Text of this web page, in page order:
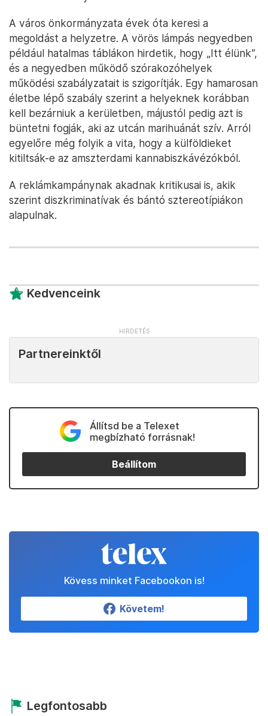
A város önkormányzata évek óta keresi a
megoldást a helyzetre. A vörös lámpás negyedben
például hatalmas táblákon hirdetik, hogy „Itt élünk”,
és a negyedben működő szórakozóhelyek
működési szabályzatait is szigorítják. Egy hamarosan
életbe lépő szabály szerint a helyeknek korábban
kell bezárniuk a kerületben, májustól pedig azt is
büntetni fogják, aki az utcán marihuánát szív. Arról
egyelőre még folyik a vita, hogy a külföldieket
kitiltsák-e az amszterdami kannabiszkávézókból.
A reklámkampánynak akadnak kritikusai is, akik
szerint diszkriminatívak és bántó sztereotípiákon
alapulnak.
Kedvenceink
Partnereinktől
Állítsd be a Telexet
megbízható forrásnak!
Beállítom
Kövess minket Facebookon is!
Követem!
Legfontosabb